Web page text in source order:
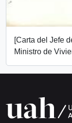
[Carta del Jefe
Ministro de